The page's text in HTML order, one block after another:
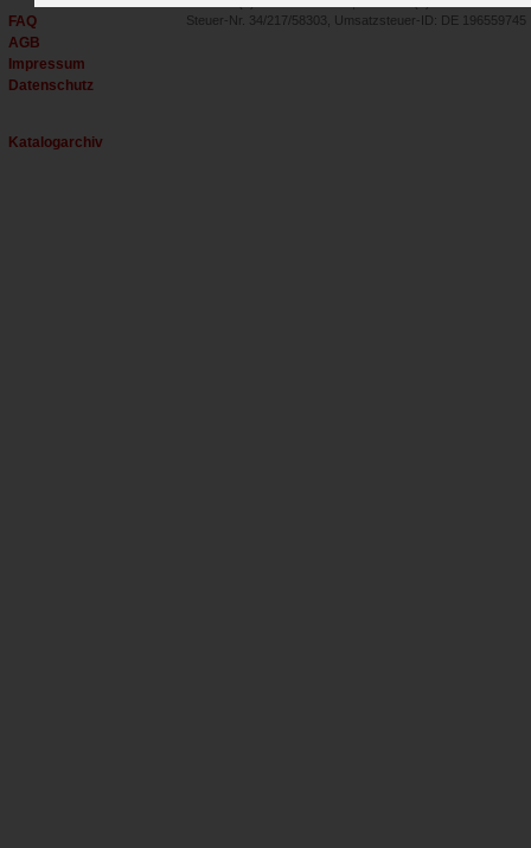
FAQ
AGB
Impressum
Datenschutz
Katalogarchiv
Steuer-Nr. 34/217/58303, Umsatzsteuer-ID: DE 196559745